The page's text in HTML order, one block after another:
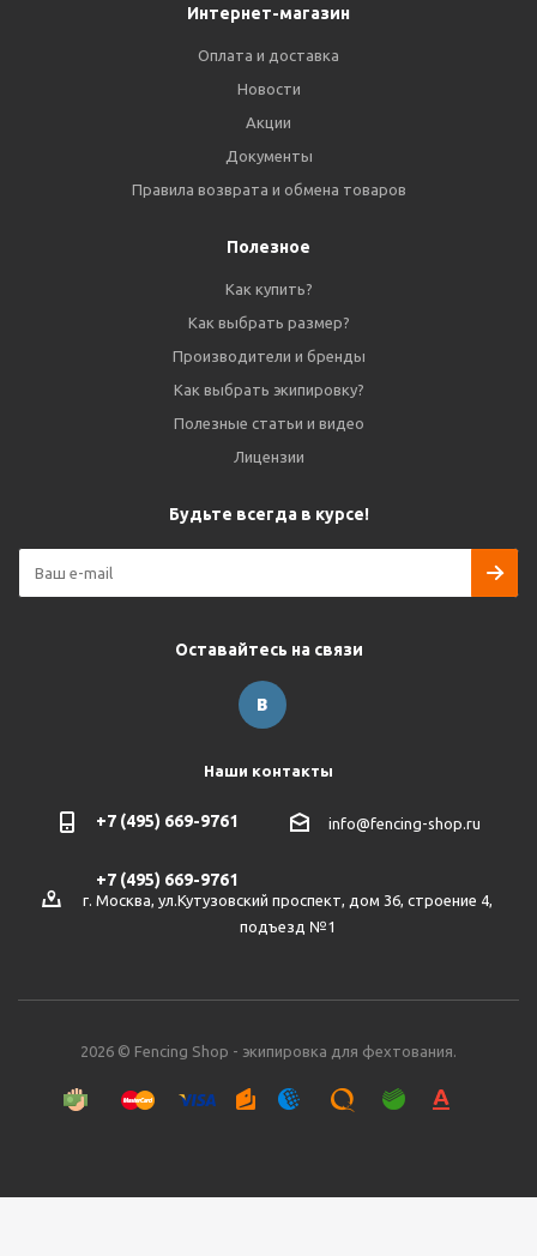
Интернет-магазин
Оплата и доставка
Новости
Акции
Документы
Правила возврата и обмена товаров
Полезное
Как купить?
Как выбрать размер?
Производители и бренды
Как выбрать экипировку?
Полезные статьи и видео
Лицензии
Будьте всегда в курсе!
Оставайтесь на связи
Наши контакты
+7 (495) 669-9761
+7 (495) 669-9761
info@fencing-shop.ru
г. Москва, ул.Кутузовский проспект, дом 36, строение 4,
подъезд №1
2026 © Fencing Shop - экипировка для фехтования.